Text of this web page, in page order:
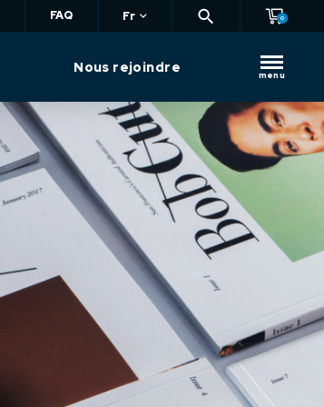
FAQ Fr 0
Nous rejoindre
menu